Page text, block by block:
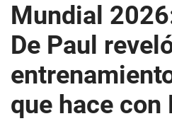
Mundial
De Paul
que hace con